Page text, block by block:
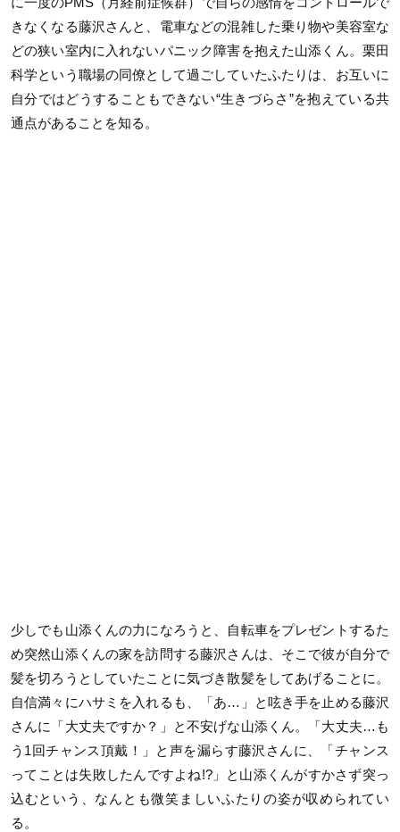
きなくなる藤沢さんと、電車などの混雑した乗り物や美容室な
どの狭い室内に入れないパニック障害を抱えた山添くん。栗田
科学という職場の同僚として過ごしていたふたりは、お互いに
自分ではどうすることもできない“生きづらさ”を抱えている共
通点があることを知る。
少しでも山添くんの力になろうと、自転車をプレゼントするた
め突然山添くんの家を訪問する藤沢さんは、そこで彼が自分で
髪を切ろうとしていたことに気づき散髪をしてあげることに。
自信満々にハサミを入れるも、「あ…」と呟き手を止める藤沢
さんに「大丈夫ですか？」と不安げな山添くん。「大丈夫…も
う1回チャンス頂戴！」と声を漏らす藤沢さんに、「チャンス
ってことは失敗したんですよね!?」と山添くんがすかさず突っ
込むという、なんとも微笑ましいふたりの姿が収められてい
る。